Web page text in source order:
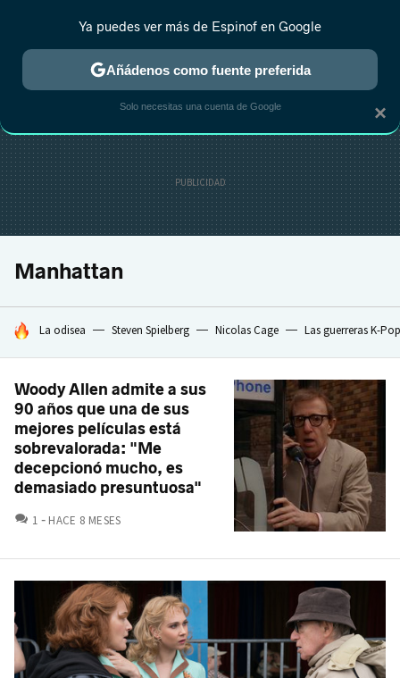
ESTRENOS REALITY ANIME RANKINGS CINE
Manhattan
HOY SE HABLA DE
La odisea Steven Spielberg Nicolas Cage Las guerreras K-Pop
Woody Allen admite a sus
90 años que una de sus
mejores películas está
sobrevalorada: "Me
decepcionó mucho, es
demasiado presuntuosa"
1 COMENTARIOS
HACE 8 MESES
×
Ya puedes ver más de Espinof en Google
Añádenos como fuente preferida
Solo necesitas una cuenta de Google